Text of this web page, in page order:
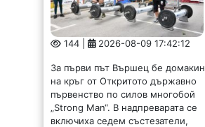
144 | 2026-08-09 17:42:12
За първи път Вършец бе домакин
на кръг от Откритото държавно
първенство по силов многобой
„Strong Man“. В надпреварата се
включиха седем състезатели,